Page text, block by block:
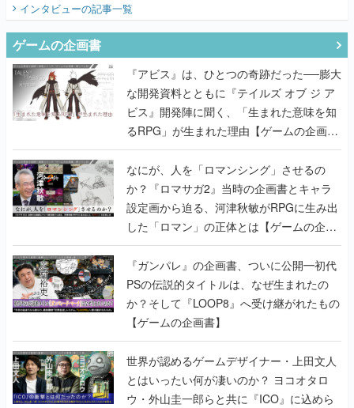
インタビューの記事一覧
ゲームの企画書
『アビス』は、ひとつの奇跡だった──膨大
な開発資料とともに『テイルズ オブ ジ ア
ビス』開発陣に聞く、「生まれた意味を知
るRPG」が生まれた理由【ゲームの企画
書】
なにが、人を「ロマンシング」させるの
か？『ロマサガ2』当時の企画書とキャラ
設定画から迫る、河津秋敏がRPGに生み出
した「ロマン」の正体とは【ゲームの企画
書】
『ガンパレ』の企画書、ついに公開━初代
PSの伝説的タイトルは、なぜ生まれたの
か？そして『LOOP8』へ受け継がれたもの
【ゲームの企画書】
世界が認めるゲームデザイナー・上田文人
とはいったい何が凄いのか？ ヨコオタロ
ウ・外山圭一郎らと共に『ICO』に込めら